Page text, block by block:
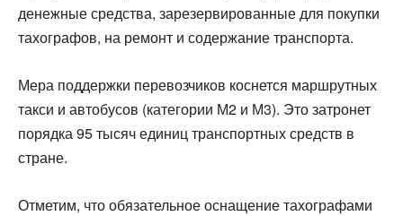
денежные средства, зарезервированные для покупки
тахографов, на ремонт и содержание транспорта.
Мера поддержки перевозчиков коснется маршрутных
такси и автобусов (категории М2 и М3). Это затронет
порядка 95 тысяч единиц транспортных средств в
стране.
Отметим, что обязательное оснащение тахографами